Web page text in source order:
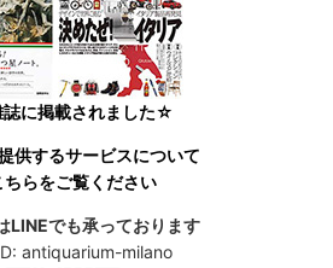
誌に掲載されました☆
供するサービスについて
らをご覧ください
LINEでも承っております
antiquarium-milano